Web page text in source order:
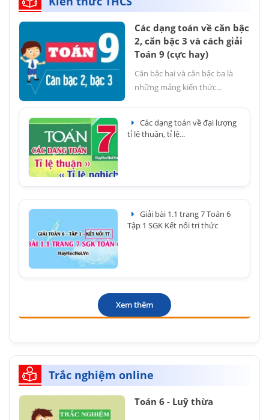
Các dạng toán về căn bậc
2, căn bậc 3 và cách giải
Toán 9 (cực hay)
Căn bậc hai và căn bậc ba là
những mảng kiến thức...
Các dạng toán về đại lượng
tỉ lệ thuận, tỉ lệ...
Giải bài 1.1 trang 7 Toán 6
Tập 1 SGK Kết nối tri thức
Xem thêm
Trắc nghiệm online
Toán 6 - Luỹ thừa